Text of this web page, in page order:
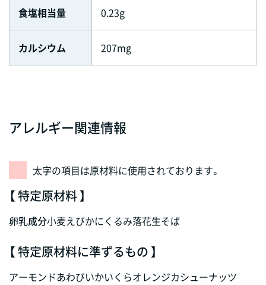
食塩相当量 0.23g
カルシウム 207mg
アレルギー関連情報
太字の項目は原材料に使用されております。
【 特定原材料 】
卵乳成分小麦えびかにくるみ落花生そば
【 特定原材料に準ずるもの 】
アーモンドあわびいかいくらオレンジカシューナッツ